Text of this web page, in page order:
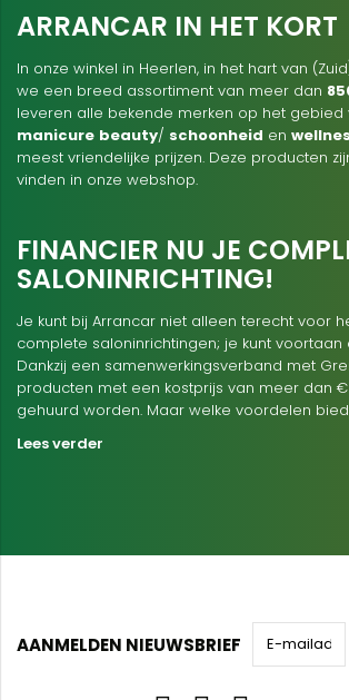
ARRANCAR IN HET KORT
In onze winkel in Heerlen, in het hart van
we een breed assortiment van meer dan
leveren alle bekende merken op het gebied
manicure beauty/ schoonheid en
meest vriendelijke prijzen. Deze producten
vinden in onze webshop.
FINANCIER NU JE
SALONINRICHTING!
Je kunt bij Arrancar niet alleen terecht voor
complete saloninrichtingen; je kunt voortaan
Dankzij een samenwerkingsverband met
producten met een kostprijs van meer dan
gehuurd worden. Maar welke voordelen
Lees verder
AANMELDEN NIEUWSBRIEF